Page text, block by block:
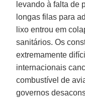
levando à falta de
longas filas para
lixo entrou em
sanitários. Os
extremamente
internacionais
combustível de
governos